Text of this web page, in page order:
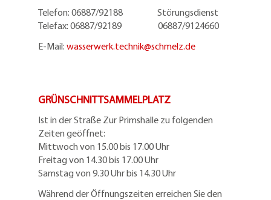
Telefon: 06887/92188 Störungsdienst
Telefax: 06887/92189 06887/9124660
E-Mail: wasserwerk.technik@schmelz.de
GRÜNSCHNITTSAMMELPLATZ
Ist in der Straße Zur Primshalle zu folgenden
Zeiten geöffnet:
Mittwoch von 15.00 bis 17.00 Uhr
Freitag von 14.30 bis 17.00 Uhr
Samstag von 9.30 Uhr bis 14.30 Uhr
Während der Öffnungszeiten erreichen Sie den